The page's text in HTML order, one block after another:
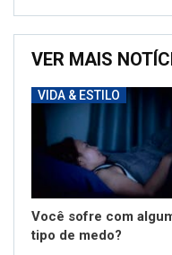
VER MAIS
VIDA & ESTILO
Você sofre com
tipo de medo?